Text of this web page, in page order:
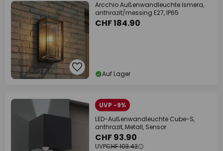
Arcchio Außenwandleuchte Ismera,
anthrazit/messing E27, IP65
CHF 184.90
Auf Lager
UVP -9%
LED-Außenwandleuchte Cube-S,
anthrazit, Metall, Sensor
CHF 93.90
UVPCHF 103.42